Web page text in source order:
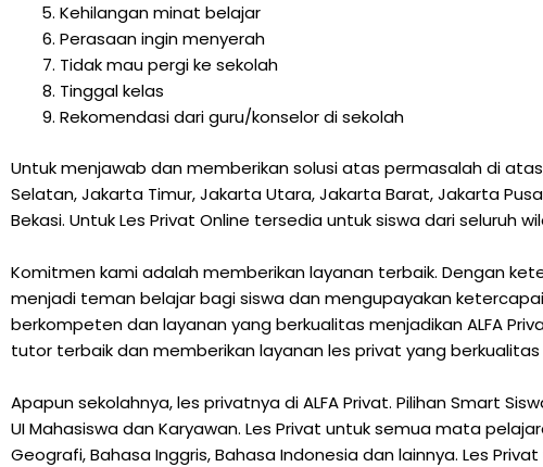
Kehilangan minat belajar
Perasaan ingin menyerah
Tidak mau pergi ke sekolah
Tinggal kelas
Rekomendasi dari guru/konselor di sekolah
Untuk menjawab dan memberikan solusi atas permasalah di
Selatan, Jakarta Timur, Jakarta Utara, Jakarta Barat, Jakarta
Bekasi. Untuk Les Privat Online tersedia untuk siswa dari seluruh
Komitmen kami adalah memberikan layanan terbaik. Dengan
menjadi teman belajar bagi siswa dan mengupayakan
berkompeten dan layanan yang berkualitas menjadikan ALFA
tutor terbaik dan memberikan layanan les privat yang
Apapun sekolahnya, les privatnya di ALFA Privat. Pilihan Smart
UI Mahasiswa dan Karyawan. Les Privat untuk semua mata
Geografi, Bahasa Inggris, Bahasa Indonesia dan lainnya. Les